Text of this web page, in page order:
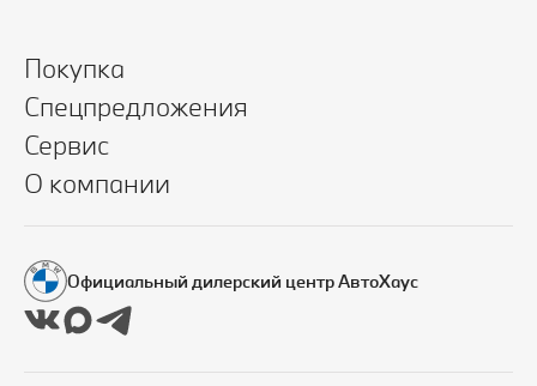
Покупка
Спецпредложения
Сервис
О компании
Официальный дилерский центр АвтоХаус